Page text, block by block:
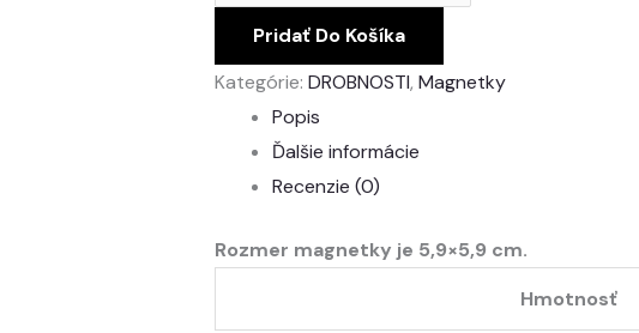
Pridať Do Košíka
Kategórie: DROBNOSTI, Magnetky
Popis
Ďalšie informácie
Recenzie (0)
Rozmer magnetky je 5,9×5,9 cm.
Hmotnosť